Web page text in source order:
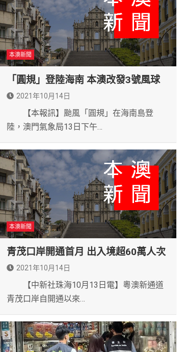
本澳新聞
「圓規」登陸海南 本澳改發3號風球
2021年10月14日
【本報訊】颱風「圓規」在海南島登
陸，澳門氣象局13日下午…
本澳新聞
青茂口岸開通首月 出入境超60萬人次
2021年10月14日
【中新社珠海10月13日電】粵澳新通道
青茂口岸自開通以來…